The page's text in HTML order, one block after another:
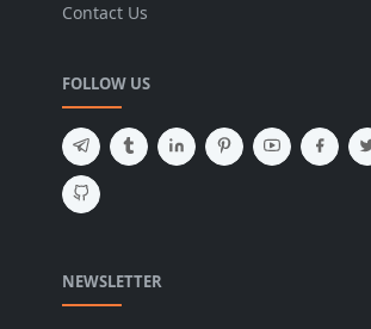
Contact Us
FOLLOW US
NEWSLETTER